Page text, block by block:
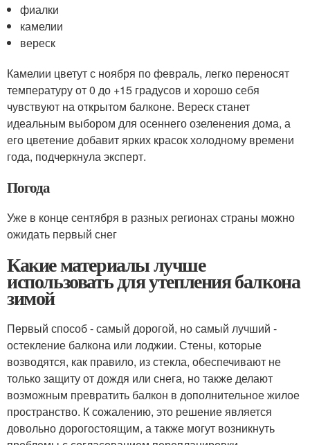
фиалки
камелии
вереск
Камелии цветут с ноября по февраль, легко переносят
температуру от 0 до +15 градусов и хорошо себя
чувствуют на открытом балконе. Вереск станет
идеальным выбором для осеннего озеленения дома, а
его цветение добавит ярких красок холодному времени
года, подчеркнула эксперт.
Погода
Уже в конце сентября в разных регионах страны можно
ожидать первый снег
Какие материалы лучше
использовать для утепления балкона
зимой
Первый способ - самый дорогой, но самый лучший -
остекление балкона или лоджии. Стены, которые
возводятся, как правило, из стекла, обеспечивают не
только защиту от дождя или снега, но также делают
возможным превратить балкон в дополнительное жилое
пространство. К сожалению, это решение является
довольно дорогостоящим, а также могут возникнуть